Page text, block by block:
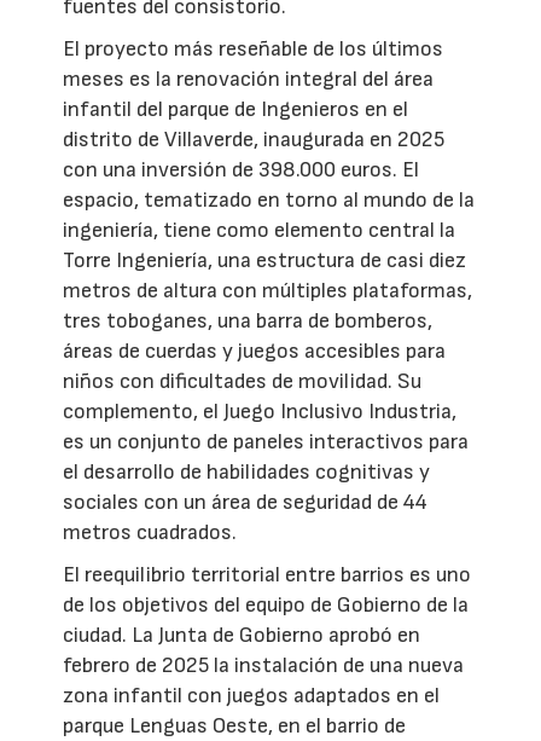
fuentes del consistorio.
El proyecto más reseñable de los últimos
meses es la renovación integral del área
infantil del parque de Ingenieros en el
distrito de Villaverde, inaugurada en 2025
con una inversión de 398.000 euros. El
espacio, tematizado en torno al mundo de la
ingeniería, tiene como elemento central la
Torre Ingeniería, una estructura de casi diez
metros de altura con múltiples plataformas,
tres toboganes, una barra de bomberos,
áreas de cuerdas y juegos accesibles para
niños con dificultades de movilidad. Su
complemento, el Juego Inclusivo Industria,
es un conjunto de paneles interactivos para
el desarrollo de habilidades cognitivas y
sociales con un área de seguridad de 44
metros cuadrados.
El reequilibrio territorial entre barrios es uno
de los objetivos del equipo de Gobierno de la
ciudad. La Junta de Gobierno aprobó en
febrero de 2025 la instalación de una nueva
zona infantil con juegos adaptados en el
parque Lenguas Oeste, en el barrio de